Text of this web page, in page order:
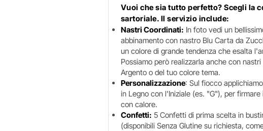
Vuoi che sia tutto perfetto? Scegli la
sartoriale. Il servizio include:
Nastri Coordinati: In foto vedi un
abbinamento con nastro Blu Carta da
un colore di grande tendenza che esalta
Possiamo però realizzarla anche con nastri
Argento o del tuo colore tema.
Personalizzazione: Sul fiocco
in Legno con l'Iniziale (es. "G"), per
con calore.
Confetti: 5 Confetti di prima scelta in
(disponibili Senza Glutine su richiesta,